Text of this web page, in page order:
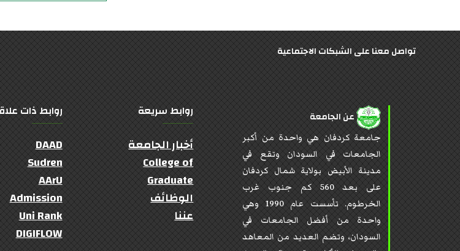
تواصل معنا على الشبكات الاجتماعية
عن الجامعة
جامعة كردفان هي واحدة من أكبر
الجامعات في السودان وتقع في
مدينة الأبيض بولاية شمال كردفان
على بعد 560 كم جنوب غرب
الخرطوم. تأسست عام 1990 وهي
واحدة من أفضل الجامعات في
السودان، وتضم العديد من المعاهد
روابط سريعة
أخبار الجامعة
College of
Graduate
الوظائف
عننا
روابط ذات
DAAD
Sudren
AArU
Admission
Uni Rank
DIGIFLOW